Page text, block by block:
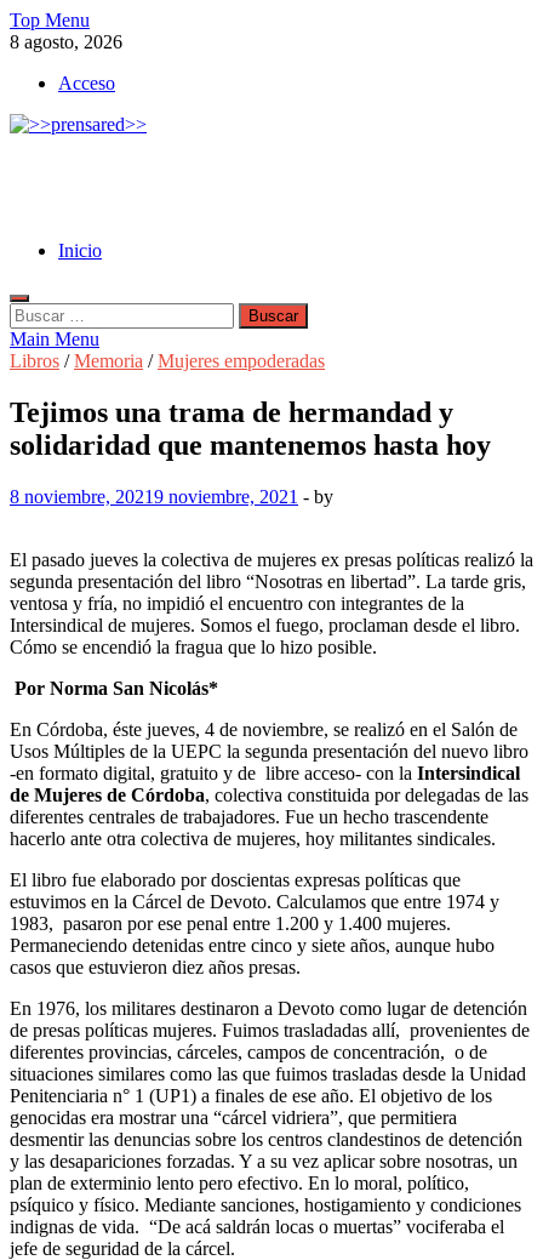
Skip
to
Top Menu
8 agosto, 2026
Acceso
Inicio
Buscar:
Main Menu
Libros /Memoria /Mujeres empoderadas
Tejimos una trama de hermandad y
solidaridad que mantenemos hasta hoy
8 noviembre, 20219 noviembre, 2021 - by
El pasado jueves la colectiva de mujeres ex presas políticas realizó la
segunda presentación del libro “Nosotras en libertad”. La tarde gris,
ventosa y fría, no impidió el encuentro con integrantes de la
Intersindical de mujeres. Somos el fuego, proclaman desde el libro.
Cómo se encendió la fragua que lo hizo posible.
Por Norma San Nicolás*
En Córdoba, éste jueves, 4 de noviembre, se realizó en el Salón de
Usos Múltiples de la UEPC la segunda presentación del nuevo libro
-en formato digital, gratuito y de libre acceso- con la Intersindical
de Mujeres de Córdoba, colectiva constituida por delegadas de las
diferentes centrales de trabajadores. Fue un hecho trascendente
hacerlo ante otra colectiva de mujeres, hoy militantes sindicales.
El libro fue elaborado por doscientas expresas políticas que
estuvimos en la Cárcel de Devoto. Calculamos que entre 1974 y
1983, pasaron por ese penal entre 1.200 y 1.400 mujeres.
Permaneciendo detenidas entre cinco y siete años, aunque hubo
casos que estuvieron diez años presas.
En 1976, los militares destinaron a Devoto como lugar de detención
de presas políticas mujeres. Fuimos trasladadas allí, provenientes de
diferentes provincias, cárceles, campos de concentración, o de
situaciones similares como las que fuimos trasladas desde la Unidad
Penitenciaria n° 1 (UP1) a finales de ese año. El objetivo de los
genocidas era mostrar una “cárcel vidriera”, que permitiera
desmentir las denuncias sobre los centros clandestinos de detención
y las desapariciones forzadas. Y a su vez aplicar sobre nosotras, un
plan de exterminio lento pero efectivo. En lo moral, político,
psíquico y físico. Mediante sanciones, hostigamiento y condiciones
indignas de vida. “De acá saldrán locas o muertas” vociferaba el
jefe de seguridad de la cárcel.